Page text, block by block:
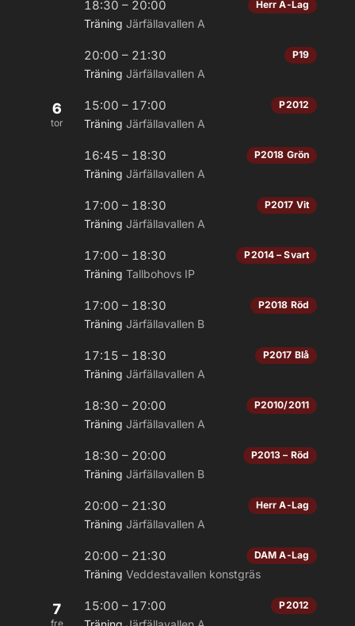
18:30 – 20:00 Herr A-Lag
Träning Järfällavallen A
20:00 – 21:30 P19
Träning Järfällavallen A
6
tor
15:00 – 17:00 P2012
Träning Järfällavallen A
16:45 – 18:30 P2018 Grön
Träning Järfällavallen A
17:00 – 18:30 P2017 Vit
Träning Järfällavallen A
17:00 – 18:30 P2014 – Svart
Träning Tallbohovs IP
17:00 – 18:30 P2018 Röd
Träning Järfällavallen B
17:15 – 18:30 P2017 Blå
Träning Järfällavallen A
18:30 – 20:00 P2010/2011
Träning Järfällavallen A
18:30 – 20:00 P2013 – Röd
Träning Järfällavallen B
20:00 – 21:30 Herr A-Lag
Träning Järfällavallen A
20:00 – 21:30 DAM A-Lag
Träning Veddestavallen konstgräs
7
fre
15:00 – 17:00 P2012